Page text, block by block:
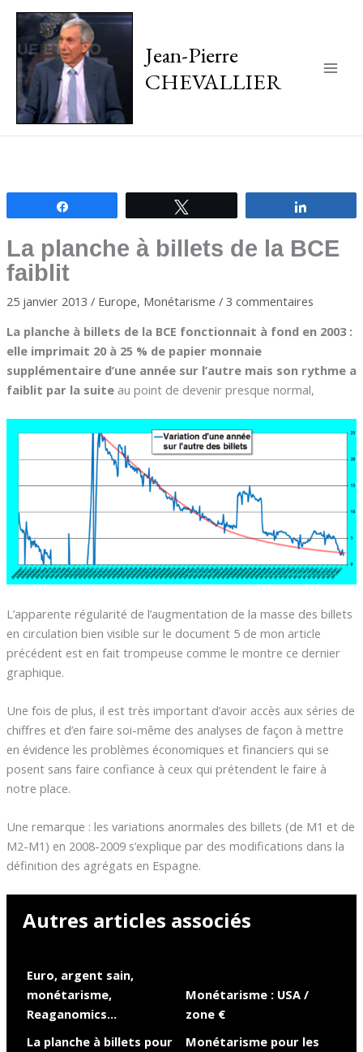
Jean-Pierre
CHEVALLIER
La planche à billets de la BCE
faiblit
25 janvier 2013 / Europe, Monétarisme / 3 commentaires
La planche à billets de la BCE fonctionnait à fond en 2003 :
elle imprimait 20 à 25 % de papier monnaie
supplémentaire d’une année sur l’autre mais son rythme a
faiblit par la suite au point de devenir presque normal,
L’apparente régularité de l’augmentation de la masse des billets
en circulation bien visible sur le document 5 de mon article
précédent est en fait trompeuse comme le montre ce dernier
graphique.
Une fois de plus, il est très important d’avoir accès aux séries de
chiffres et d’en faire soi-même des analyses de façon à mettre
en évidence les problèmes économiques et financiers qui se
posent sans faire confiance à ceux qui prétendent le faire à
notre place.
Une remarque : les variations anormales des billets (de M1 et de
M2-M1) en 2008-2009 s’explique par des modifications dans la
définition des agrégats en Espagne.
Autres articles associés
Euro, argent sain,
monétarisme,
Reaganomics…
Monétarisme : USA /
zone €
La planche à billets pour
Monétarisme pour les